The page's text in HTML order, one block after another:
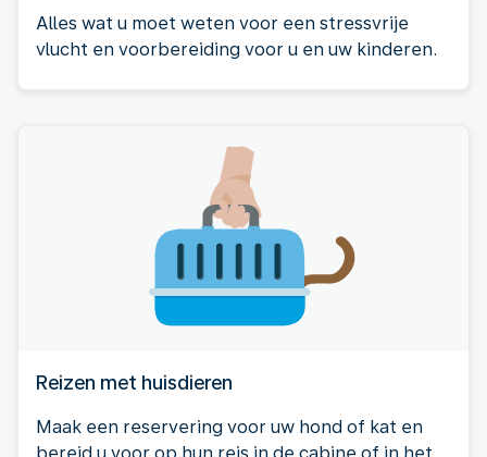
Alles wat u moet weten voor een stressvrije
vlucht en voorbereiding voor u en uw kinderen.
Reizen met huisdieren
Maak een reservering voor uw hond of kat en